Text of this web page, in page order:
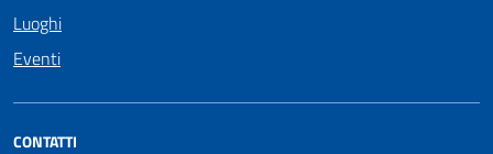
Luoghi
Eventi
CONTATTI